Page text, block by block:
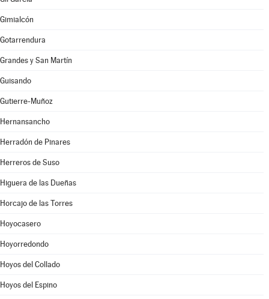
Gimialcón
Gotarrendura
Grandes y San Martín
Guisando
Gutierre-Muñoz
Hernansancho
Herradón de Pinares
Herreros de Suso
Higuera de las Dueñas
Horcajo de las Torres
Hoyocasero
Hoyorredondo
Hoyos del Collado
Hoyos del Espino